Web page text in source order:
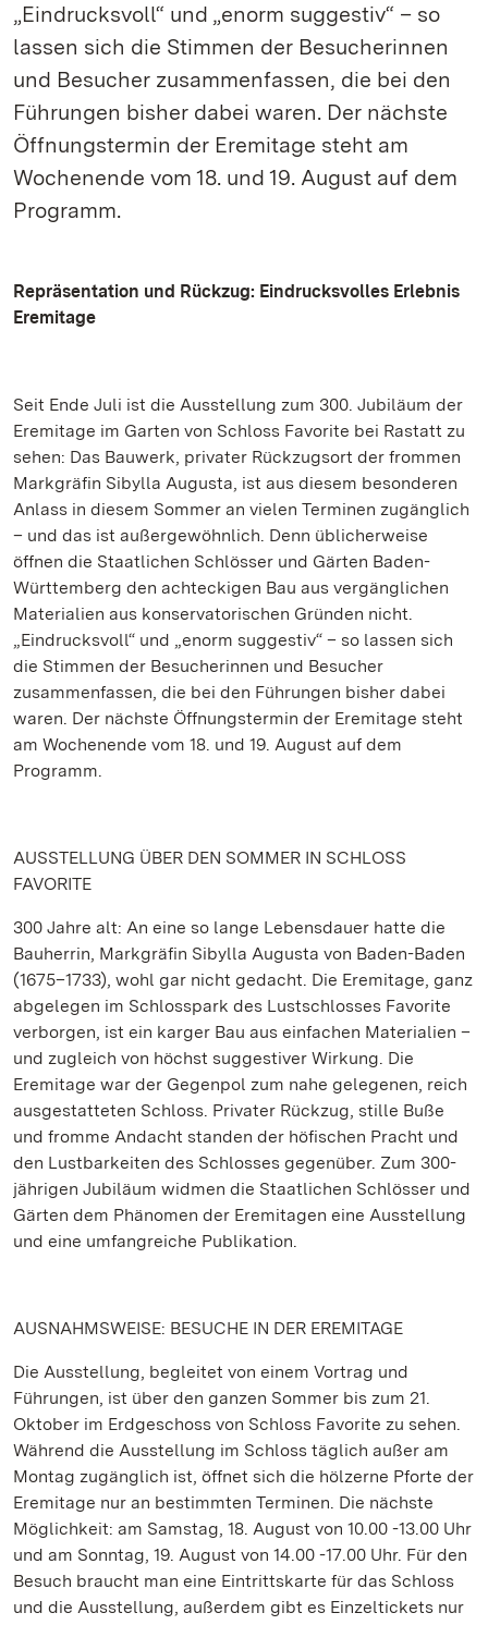
„Eindrucksvoll“ und „enorm suggestiv“ – so
lassen sich die Stimmen der Besucherinnen
und Besucher zusammenfassen, die bei den
Führungen bisher dabei waren. Der nächste
Öffnungstermin der Eremitage steht am
Wochenende vom 18. und 19. August auf dem
Programm.
Repräsentation und Rückzug: Eindrucksvolles Erlebnis
Eremitage
Seit Ende Juli ist die Ausstellung zum 300. Jubiläum der
Eremitage im Garten von Schloss Favorite bei Rastatt zu
sehen: Das Bauwerk, privater Rückzugsort der frommen
Markgräfin Sibylla Augusta, ist aus diesem besonderen
Anlass in diesem Sommer an vielen Terminen zugänglich
– und das ist außergewöhnlich. Denn üblicherweise
öffnen die Staatlichen Schlösser und Gärten Baden-
Württemberg den achteckigen Bau aus vergänglichen
Materialien aus konservatorischen Gründen nicht.
„Eindrucksvoll“ und „enorm suggestiv“ – so lassen sich
die Stimmen der Besucherinnen und Besucher
zusammenfassen, die bei den Führungen bisher dabei
waren. Der nächste Öffnungstermin der Eremitage steht
am Wochenende vom 18. und 19. August auf dem
Programm.
AUSSTELLUNG ÜBER DEN SOMMER IN SCHLOSS
FAVORITE
300 Jahre alt: An eine so lange Lebensdauer hatte die
Bauherrin, Markgräfin Sibylla Augusta von Baden-Baden
(1675–1733), wohl gar nicht gedacht. Die Eremitage, ganz
abgelegen im Schlosspark des Lustschlosses Favorite
verborgen, ist ein karger Bau aus einfachen Materialien –
und zugleich von höchst suggestiver Wirkung. Die
Eremitage war der Gegenpol zum nahe gelegenen, reich
ausgestatteten Schloss. Privater Rückzug, stille Buße
und fromme Andacht standen der höfischen Pracht und
den Lustbarkeiten des Schlosses gegenüber. Zum 300-
jährigen Jubiläum widmen die Staatlichen Schlösser und
Gärten dem Phänomen der Eremitagen eine Ausstellung
und eine umfangreiche Publikation.
AUSNAHMSWEISE: BESUCHE IN DER EREMITAGE
Die Ausstellung, begleitet von einem Vortrag und
Führungen, ist über den ganzen Sommer bis zum 21.
Oktober im Erdgeschoss von Schloss Favorite zu sehen.
Während die Ausstellung im Schloss täglich außer am
Montag zugänglich ist, öffnet sich die hölzerne Pforte der
Eremitage nur an bestimmten Terminen. Die nächste
Möglichkeit: am Samstag, 18. August von 10.00 -13.00 Uhr
und am Sonntag, 19. August von 14.00 -17.00 Uhr. Für den
Besuch braucht man eine Eintrittskarte für das Schloss
und die Ausstellung, außerdem gibt es Einzeltickets nur